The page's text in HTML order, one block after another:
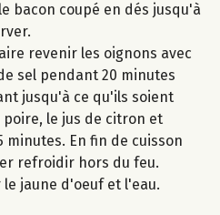
bacon coupé en dés jusqu'à
revenir les oignons avec
sel pendant 20 minutes
jusqu'à ce qu'ils soient
poire, le jus de citron et
En fin de cuisson
refroidir hors du feu.
jaune d'oeuf et l'eau.